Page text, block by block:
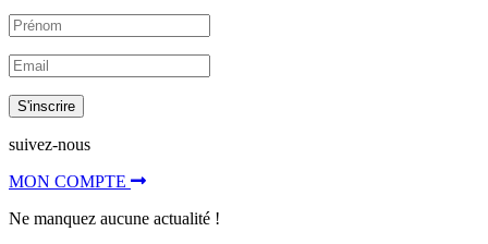
S'inscrire
suivez-nous
MON COMPTE
Ne manquez aucune actualité !